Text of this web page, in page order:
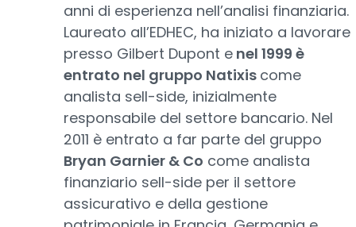
anni di esperienza nell’analisi finanziaria.
Laureato all’EDHEC, ha iniziato a lavorare
presso Gilbert Dupont e nel 1999 è
entrato nel gruppo Natixis come
analista sell-side, inizialmente
responsabile del settore bancario. Nel
2011 è entrato a far parte del gruppo
Bryan Garnier & Co come analista
finanziario sell-side per il settore
assicurativo e della gestione